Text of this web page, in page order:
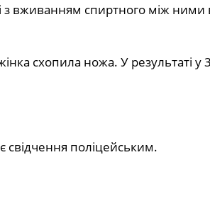
з вживанням спиртного між
схопила ножа. У результаті у
свідчення поліцейським.